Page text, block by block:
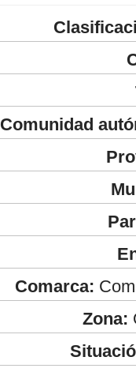
Comunidad
Comarca:
Zona: